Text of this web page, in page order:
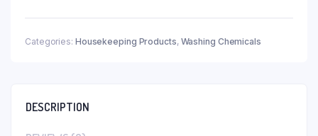
Categories: Housekeeping Products, Washing Chemicals
DESCRIPTION